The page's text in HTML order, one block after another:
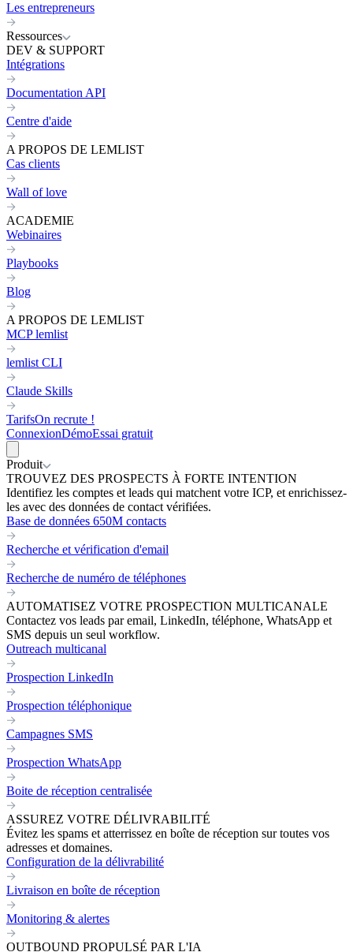
Les entrepreneurs
Ressources
DEV & SUPPORT
Intégrations
Documentation API
Centre d'aide
A PROPOS DE LEMLIST
Cas clients
Wall of love
ACADEMIE
Webinaires
Playbooks
Blog
A PROPOS DE LEMLIST
MCP lemlist
lemlist CLI
Claude Skills
TarifsOn recrute !
ConnexionDémoEssai gratuit
Produit
TROUVEZ DES PROSPECTS À FORTE INTENTION
Identifiez les comptes et leads qui matchent votre ICP, et enrichissez-
les avec des données de contact vérifiées.
Base de données 650M contacts
Recherche et vérification d'email
Recherche de numéro de téléphones
AUTOMATISEZ VOTRE PROSPECTION MULTICANALE
Contactez vos leads par email, LinkedIn, téléphone, WhatsApp et
SMS depuis un seul workflow.
Outreach multicanal
Prospection LinkedIn
Prospection téléphonique
Campagnes SMS
Prospection WhatsApp
Boite de réception centralisée
ASSUREZ VOTRE DÉLIVRABILITÉ
Évitez les spams et atterrissez en boîte de réception sur toutes vos
adresses et domaines.
Configuration de la délivrabilité
Livraison en boîte de réception
Monitoring & alertes
OUTBOUND PROPULSÉ PAR L'IA